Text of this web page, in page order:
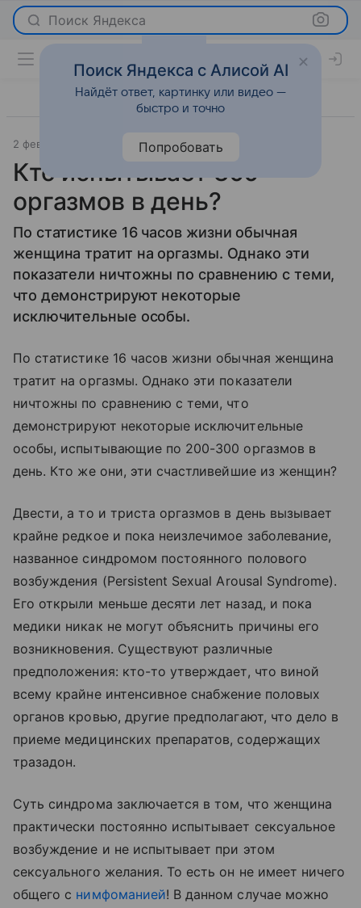
Поиск Яндекса
2 февраля 2010 Отношения
Кто испытывает 300
оргазмов в день?
По статистике 16 часов жизни обычная
женщина тратит на оргазмы. Однако эти
показатели ничтожны по сравнению с теми,
что демонстрируют некоторые
исключительные особы.
По статистике 16 часов жизни обычная женщина
тратит на оргазмы. Однако эти показатели
ничтожны по сравнению с теми, что
демонстрируют некоторые исключительные
особы, испытывающие по 200-300 оргазмов в
день. Кто же они, эти счастливейшие из женщин?
Двести, а то и триста оргазмов в день вызывает
крайне редкое и пока неизлечимое заболевание,
названное синдромом постоянного полового
возбуждения (Persistent Sexual Arousal Syndrome).
Его открыли меньше десяти лет назад, и пока
медики никак не могут объяснить причины его
возникновения. Существуют различные
предположения: кто-то утверждает, что виной
всему крайне интенсивное снабжение половых
органов кровью, другие предполагают, что дело в
приеме медицинских препаратов, содержащих
тразадон.
Суть синдрома заключается в том, что женщина
практически постоянно испытывает сексуальное
возбуждение и не испытывает при этом
сексуального желания. То есть он не имеет ничего
общего с нимфоманией! В данном случае можно
Поиск Яндекса с Алисой AI
Найдёт ответ, картинку или видео —
быстро и точно
Попробовать